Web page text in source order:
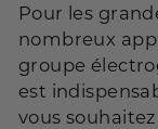
Pour les
nombreux
groupe
est
vous